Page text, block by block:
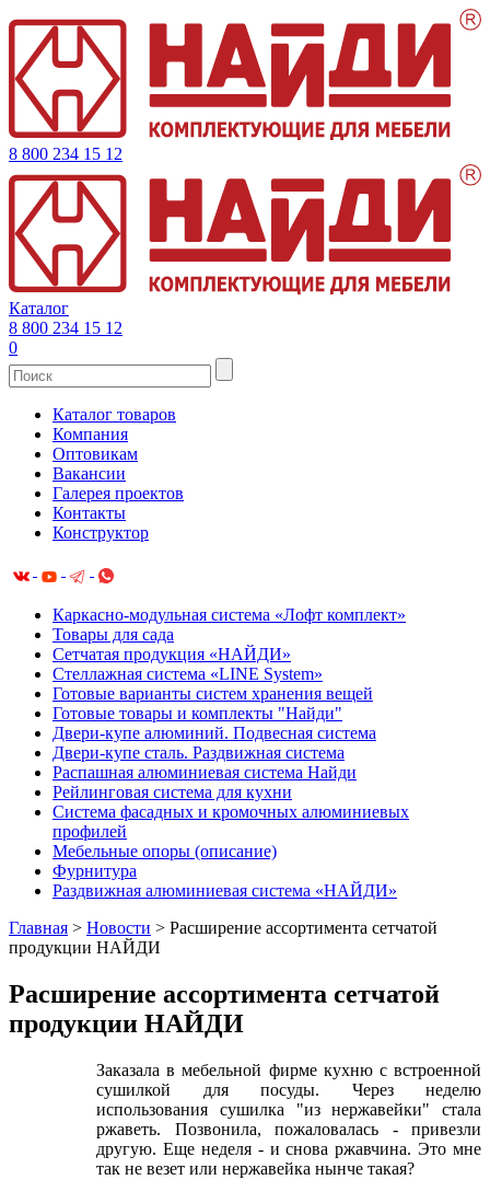
8 800 234 15 12
Каталог
8 800 234 15 12
0
Каталог товаров
Компания
Оптовикам
Вакансии
Галерея проектов
Контакты
Конструктор
Каркасно-модульная система «Лофт комплект»
Товары для сада
Сетчатая продукция «НАЙДИ»
Cтеллажная система «LINE System»
Готовые варианты систем хранения вещей
Готовые товары и комплекты "Найди"
Двери-купе алюминий. Подвесная система
Двери-купе сталь. Раздвижная система
Распашная алюминиевая система Найди
Рейлинговая система для кухни
Система фасадных и кромочных алюминиевых
профилей
Мебельные опоры (описание)
Фурнитура
Раздвижная алюминиевая система «НАЙДИ»
Главная > Новости > Расширение ассортимента сетчатой
продукции НАЙДИ
Расширение ассортимента сетчатой
продукции НАЙДИ
Заказала в мебельной фирме кухню с встроенной
сушилкой для посуды. Через неделю
использования сушилка "из нержавейки" стала
ржаветь. Позвонила, пожаловалась - привезли
другую. Еще неделя - и снова ржавчина. Это мне
так не везет или нержавейка нынче такая?